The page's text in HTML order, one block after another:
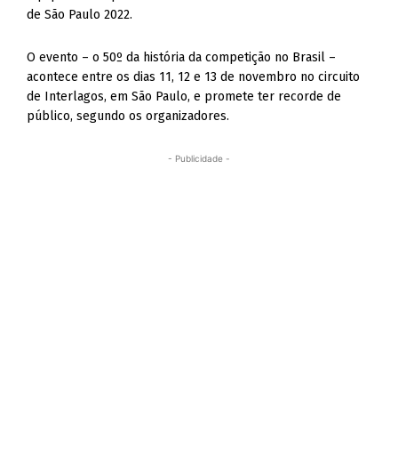
de São Paulo 2022.
O evento – o 50º da história da competição no Brasil –
acontece entre os dias 11, 12 e 13 de novembro no circuito
de Interlagos, em São Paulo, e promete ter recorde de
público, segundo os organizadores.
- Publicidade -